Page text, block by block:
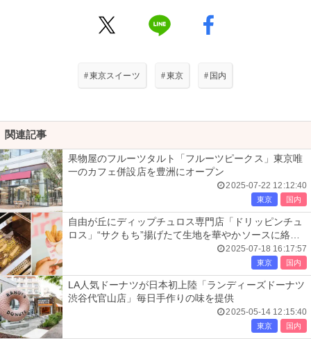
#東京スイーツ #東京 # 国内
関連記事
果物屋のフルーツタルト「フルーツピークス」東京唯
一のカフェ併設店を豊洲にオープン
2025-07-22 12:12:40
東京 国内
自由が丘にディップチュロス専門店「ドリッピンチュ
ロス」“サクもち”揚げたて生地を華やかソースに絡め
2025-07-18 16:17:57
東京 国内
LA人気ドーナツが日本初上陸「ランディーズドーナツ
渋谷代官山店」毎日手作りの味を提供
2025-05-14 12:15:40
東京 国内